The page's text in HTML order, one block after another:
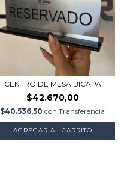
CENTRO DE MESA BICAPA
$42.670,00
$40.536,50 con Transferencia
AGREGAR AL CARRITO